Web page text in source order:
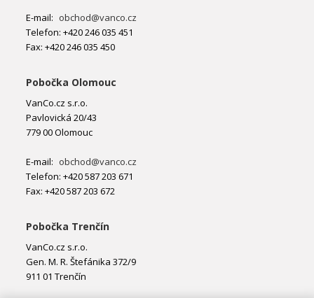
E-mail: obchod@vanco.cz
Telefon: +420 246 035 451
Fax: +420 246 035 450
Pobočka Olomouc
VanCo.cz s.r.o.
Pavlovická 20/43
779 00 Olomouc
E-mail: obchod@vanco.cz
Telefon: +420 587 203 671
Fax: +420 587 203 672
Pobočka Trenčín
VanCo.cz s.r.o.
Gen. M. R. Štefánika 372/9
911 01 Trenčín